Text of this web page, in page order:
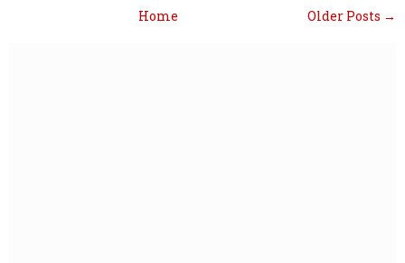
Older Posts →
Home